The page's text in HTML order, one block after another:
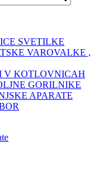
SVETILKE
VAROVALKE ,
V KOTLOVNICAH
GORILNIKE
APARATE